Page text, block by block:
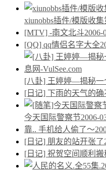
xiunobbs插件/模版收
[MTV] -南文北斗2006-
[QQ] qq情侣名字大全
[八卦] 王婷婷—揭秘一
[日记] 下雨的天气的确
今天国际警察节2006-
靠.. 手机给人偷了～
[日记] 朋友的站开张了
[日记] 祝贺空间顺利搬